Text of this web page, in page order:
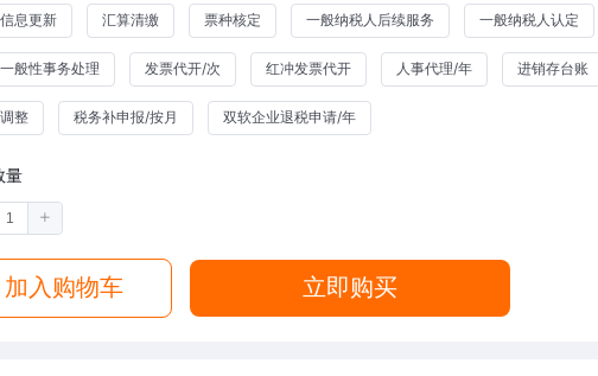
息更新 汇算清缴 票种核定 一般纳税人后续服务 一般纳税人认定
般性事务处理 发票代开/次 红冲发票代开 人事代理/年 进销存台账
整 税务补申报/按月 双软企业退税申请/年
量
加入购物车 立即购买